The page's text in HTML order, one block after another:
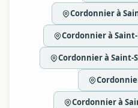
Cordonnier à
Cordonnier à
Cordonnier à Saint-
Cordonnier à